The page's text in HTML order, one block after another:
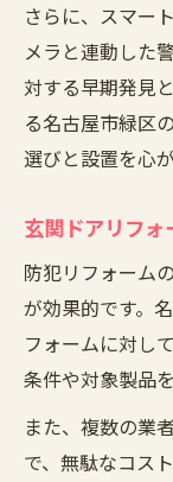
さらに、スマー
メラと連動した
対する早期発見
る名古屋市緑区
選びと設置を心
玄関ドアリフ
防犯リフォーム
が効果的です。
フォームに対し
条件や対象製品
また、複数の業
で、無駄なコス